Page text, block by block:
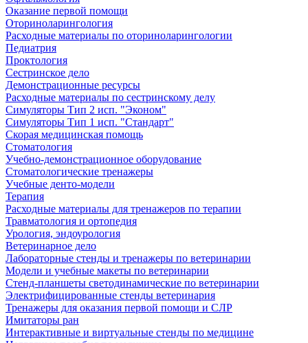
Оказание первой помощи
Оториноларингология
Расходные материалы по оториноларингологии
Педиатрия
Проктология
Сестринское дело
Демонстрационные ресурсы
Расходные материалы по сестринскому делу
Симуляторы Тип 2 исп. "Эконом"
Симуляторы Тип 1 исп. "Стандарт"
Скорая медицинская помощь
Стоматология
Учебно-демонстрационное оборудование
Стоматологические тренажеры
Учебные денто-модели
Терапия
Расходные материалы для тренажеров по терапии
Травматология и ортопедия
Урология, эндоурология
Ветеринарное дело
Лабораторные стенды и тренажеры по ветеринарии
Модели и учебные макеты по ветеринарии
Стенд-планшеты светодинамические по ветеринарии
Электрифицированные стенды ветеринария
Тренажеры для оказания первой помощи и СЛР
Имитаторы ран
Интерактивные и виртуальные стенды по медицине